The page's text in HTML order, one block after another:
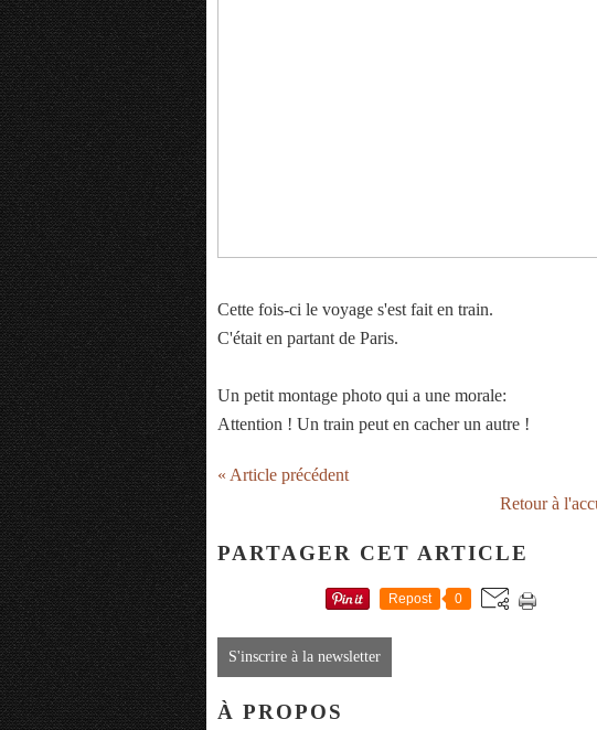
Cette fois-ci le voyage s'est fait en train.
C'était en partant de Paris.
Un petit montage photo qui a une morale:
Attention ! Un train peut en cacher un autre !
« Article précédent
Retour à
PARTAGER CET ARTICLE
Repost 0
S'inscrire à la newsletter
À PROPOS